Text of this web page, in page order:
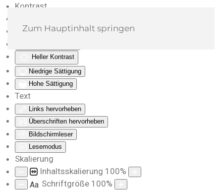
Kontrast
Monochrom
Heller Kontrast
Niedrige Sättigung
Hohe Sättigung
Text
Links hervorheben
Überschriften hervorheben
Bildschirmleser
Lesemodus
Skalierung
Inhaltsskalierung 100%
Aa Schriftgröße 100%
Zum Hauptinhalt springen